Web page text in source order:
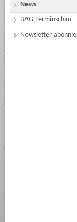
News
BAG-Terminschau
Newsletter